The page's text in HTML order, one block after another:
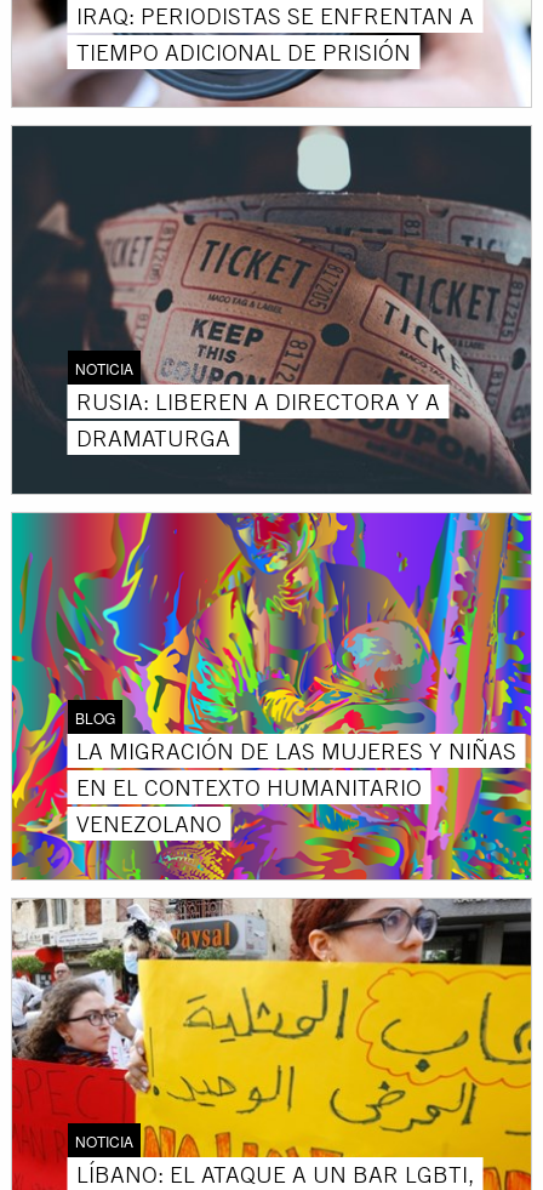
IRAQ: PERIODISTAS SE ENFRENTAN A
TIEMPO ADICIONAL DE PRISIÓN
NOTICIA
RUSIA: LIBEREN A DIRECTORA Y A
DRAMATURGA
BLOG
LA MIGRACIÓN DE LAS MUJERES Y NIÑAS
EN EL CONTEXTO HUMANITARIO
VENEZOLANO
NOTICIA
LÍBANO: EL ATAQUE A UN BAR LGBTI,